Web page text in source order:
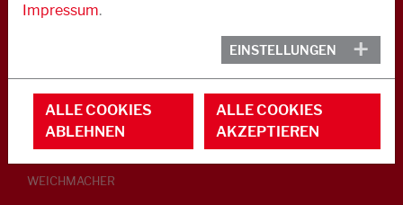
GLEITMITTEL
PEPTISATOREN
KLEBRIGMACHER / HOMOGENISATOREN
WEICHMACHER
Impressum.
EINSTELLUNGEN
ALLE COOKIES
ABLEHNEN
ALLE COOKIES
AKZEPTIEREN